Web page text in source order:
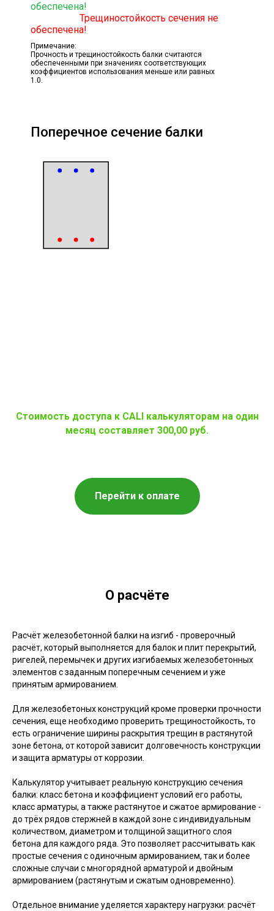
обеспечена!
Трещиностойкость сечения не
обеспечена!
Примечание:
Прочность и трещиностойкость балки считаются
обеспеченными при значениях соответствующих
коэффициентов использования меньше или равных
1.0.
Поперечное сечение балки
Стоимость доступа к CALI калькуляторам на один
месяц составляет 300,00 руб.
Перейти к оплате
О расчёте
Расчёт железобетонной балки на изгиб - проверочный
расчёт, который выполняется для балок и плит перекрытий,
ригелей, перемычек и других изгибаемых железобетонных
элементов с заданным поперечным сечением и уже
принятым армированием.
Для железобетоных конструкций кроме проверки прочности
сечения, еще необходимо проверить трещиностойкость, то
есть ограничение ширины раскрытия трещин в растянутой
зоне бетона, от которой зависит долговечность конструкции
и защита арматуры от коррозии.
Калькулятор учитывает реальную конструкцию сечения
балки: класс бетона и коэффициент условий его работы,
класс арматуры, а также растянутое и сжатое армирование -
до трёх рядов стержней в каждой зоне с индивидуальным
количеством, диаметром и толщиной защитного слоя
бетона для каждого ряда. Это позволяет рассчитывать как
простые сечения с одиночным армированием, так и более
сложные случаи с многорядной арматурой и двойным
армированием (растянутым и сжатым одновременно).
Отдельное внимание уделяется характеру нагрузки: расчёт